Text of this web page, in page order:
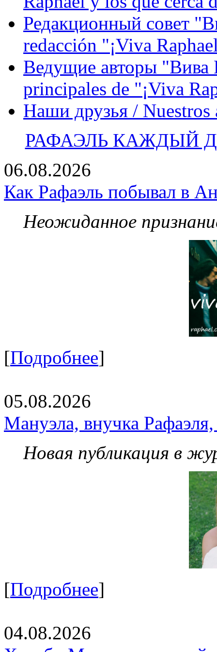
Редакционный совет
redacción "¡Viva
Ведущие авторы "Вива
principales de "¡Viva
Наши друзья / Nuestros
РАФАЭЛЬ КАЖДЫЙ
06.08.2026
Как Рафаэль побывал в
Неожиданное
[Подробнее]
05.08.2026
Мануэла, внучка
Новая публикация в
[Подробнее]
04.08.2026